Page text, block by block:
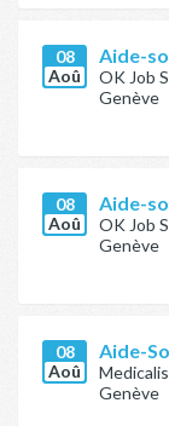
08
Aoû
Aide-
OK Job
Genève
08
Aoû
Aide-
OK Job
Genève
08
Aoû
Aide-
Genève